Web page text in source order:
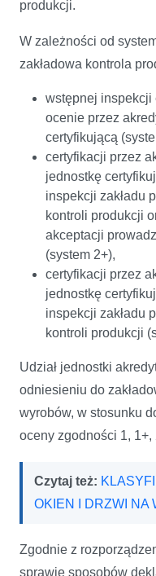
produkcji.
W zależności od
zakładowa kontrola
wstępnej inspekcji
ocenie przez
certyfikującą
certyfikacji przez
jednostkę
inspekcji zakładu
kontroli produkcji
akceptacji
(system 2+),
certyfikacji przez
jednostkę
inspekcji zakładu
kontroli produkcji
Udział jednostki
odniesieniu do
wyrobów, w stosunku
oceny zgodności 1, 1+,
Czytaj też:
OKIEN I DRZWI NA
Zgodnie z
sprawie sposobów